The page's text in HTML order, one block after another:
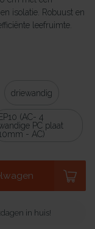
isolatie. Robuust en
leefruimte.
driewandig
EP10 (AC- 4
PC plaat
- AC)
in huis!